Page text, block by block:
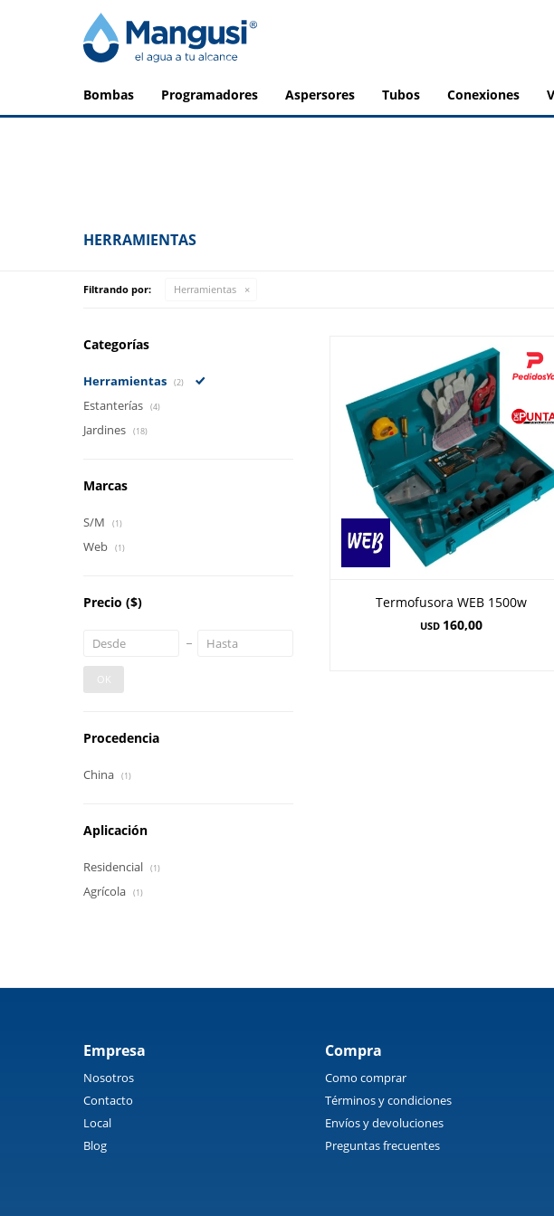
bombas programadores aspersores tubos conexiones
HERRAMIENTAS
Filtrando por: Herramientas
Termofusora WEB 1500w
USD 160,00
Categorías
Herramientas (2)
Estanterías (4)
Jardines (18)
Marcas
S/M (1)
Web (1)
Precio ($)
OK
Procedencia
China (1)
Aplicación
Residencial (1)
Agrícola (1)
Empresa
Nosotros
Contacto
Local
Blog
Compra
Como comprar
Términos y condiciones
Envíos y devoluciones
Preguntas frecuentes